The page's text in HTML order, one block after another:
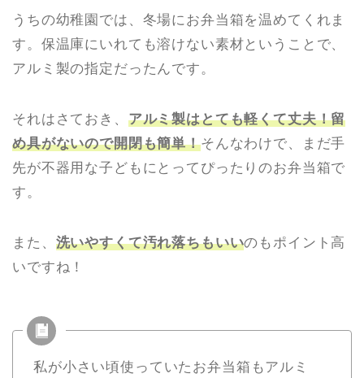
うちの幼稚園では、冬場にお弁当箱を温めてくれま
す。保温庫にいれても溶けない素材ということで、
アルミ製の指定だったんです。
それはさておき、 アルミ製はとても軽くて丈夫！留
め具がないので開閉も簡単！そんなわけで、まだ手
先が不器用な子どもにとってぴったりのお弁当箱で
す。
また、 洗いやすくて汚れ落ちもいいのもポイント高
いですね！
私が小さい頃使っていたお弁当箱もアルミ